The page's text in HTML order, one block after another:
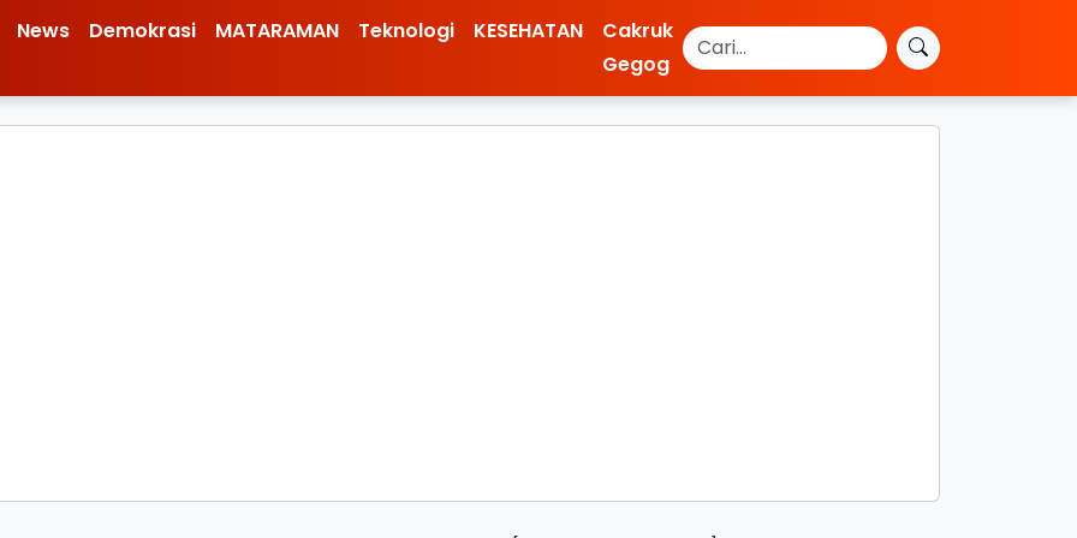
News Demokrasi MATARAMAN Teknologi KESEHATAN
Cakruk
Gegog